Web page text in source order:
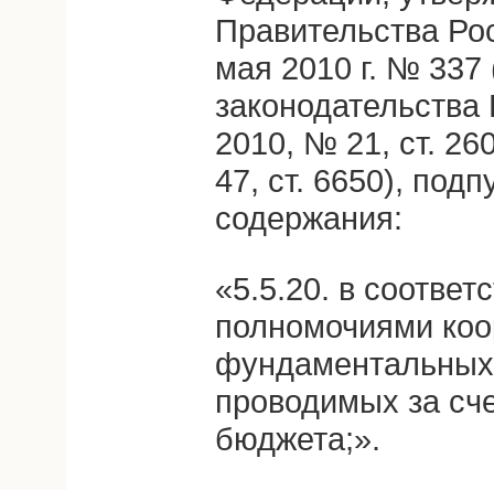
Правительства
мая 2010 г. № 337
2010, № 21, ст.
47, ст. 6650),
содержания:
«5.5.20. в
полномочиями
проводимых за
бюджета;».